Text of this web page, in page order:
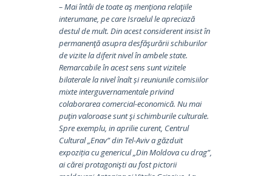
– Mai întâi de toate aş menţiona relaţiile
interumane, pe care Israelul le apreciază
destul de mult. Din acest considerent insist în
permanenţă asupra desfăşurării schiburilor
de vizite la diferit nivel în ambele state.
Remarcabile în acest sens sunt vizitele
bilaterale la nivel înalt și reuniunile comisiilor
mixte interguvernamentale privind
colaborarea comercial-economică. Nu mai
puţin valoroase sunt şi schimburile culturale.
Spre exemplu, in aprilie curent, Centrul
Cultural „Enav” din Tel-Aviv a găzduit
expoziția cu genericul „Din Moldova cu drag”,
ai cărei protagonişti au fost pictorii